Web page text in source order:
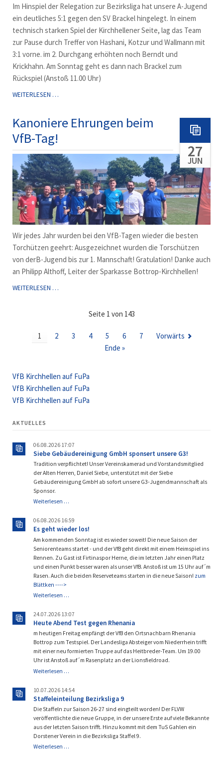
Im Hinspiel der Relegation zur Bezirksliga hat unsere A-Jugend
ein deutliches 5:1 gegen den SV Brackel hingelegt. In einem
technisch starken Spiel der Kirchhellener Seite, lag das Team
zur Pause durch Treffer von Hashani, Kotzur und Wallmann mit
3:1 vorne. im 2. Durchgang erhöhten noch Berndt und
Krickhahn. Am Sonntag geht es dann nach Brackel zum
Rückspiel (Anstoß 11.00 Uhr)
WEITERLESEN …AUFSTIEG
A-
5:1
Kanoniere Ehrungen beim
VfB-Tag!
27
JUN
Wir jedes Jahr wurden bei den VfB-Tagen wieder die besten
Torchützen geehrt: Ausgezeichnet wurden die Torschützen
von derB-Jugend bis zur 1. Mannschaft! Gratulation! Danke auch
an Philipp Althoff, Leiter der Sparkasse Bottrop-Kirchhellen!
WEITERLESEN …KANONIERE
Seite 1 von 143
1 2 3 4 5 6 7
Vorwärts
Ende »
VfB Kirchhellen auf FuPa
VfB Kirchhellen auf FuPa
VfB Kirchhellen auf FuPa
AKTUELLES
06.08.2026 17:07
Siebe Gebäudereinigung GmbH sponsert unsere G3!
Tradition verpflichtet! Unser Vereinskamerad und Vorstandsmitglied
der Alten Herren, Daniel Siebe, unterstützt mit der Siebe
Gebäudereinigung GmbH ab sofort unsere G3-Jugendmannschaft als
Sponsor.
Weiterlesen …Siebe
GmbH
sponsert
unsere
G3!
06.08.2026 16:59
Es geht wieder los!
Am kommenden Sonntag ist es wieder soweit! Die neue Saison der
Seniorenteams startet - und der VfB geht direkt mit einem Heimspiel ins
Rennen. Zu Gast ist Firtinaspor Herne, die im letzten Jahr einen Platz
und einen Punkt besser waren als unser VfB. Anstoß ist um 15 Uhr auf´m
Rasen. Auch die beiden Reserveteams starten in die neue Saison! zum
Blättken ---->
Weiterlesen …Es
wieder
los!
24.07.2026 13:07
Heute Abend Test gegen Rhenania
m heutigen Freitag empfängt der VfB den Ortsnachbarn Rhenania
Bottrop zum Testspiel. Der Landesliga Absteiger vom Niederrhein trifft
mit einer neu formierten Truppe auf das Heitbreder-Team. Um 19.00
Uhr ist Anstoß auf´m Rasenplatz an der Lionsfieldroad.
Weiterlesen …
Test
gegen
Rhenania
10.07.2026 14:54
Staffeleinteilung Bezirksliga 9
Die Staffeln zur Saison 26-27 sind eingteilt worden! Der FLVW
veröffentlichte die neue Gruppe, in der unsere Erste auf viele Bekannte
aus der letzten Saison trifft. Hinzu kommt mit dem TuS Gahlen ein
Dorstener Verein in die Bezirksliga Staffel 9.
Weiterlesen …Staffeleinteilung